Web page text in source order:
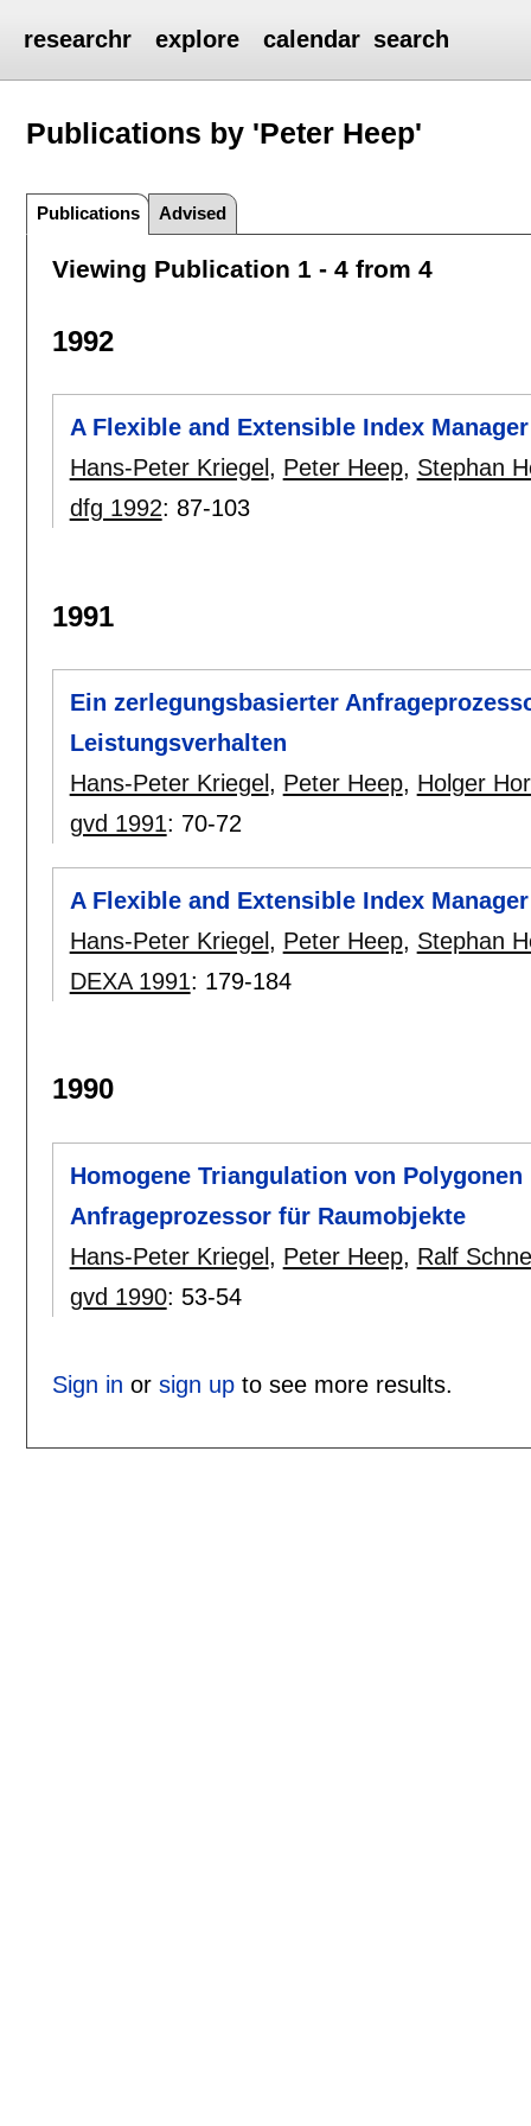
researchr explore calendar search
Publications by 'Peter Heep'
Publications Advised
Viewing Publication 1 - 4 from 4
1992
A Flexible and Extensible Index
Hans-Peter Kriegel , Peter Heep, Stephan
dfg 1992: 87-103
1991
Ein zerlegungsbasierter
Leistungsverhalten
Hans-Peter Kriegel , Peter Heep, Holger
gvd 1991: 70-72
A Flexible and Extensible Index
Hans-Peter Kriegel , Peter Heep, Stephan
DEXA 1991: 179-184
1990
Homogene Triangulation von
Anfrageprozessor für Raumobjekte
Hans-Peter Kriegel , Peter Heep, Ralf
gvd 1990: 53-54
Sign in or sign upto see more results.